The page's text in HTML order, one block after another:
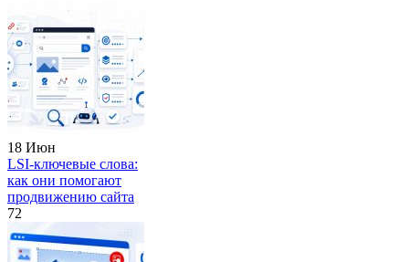
18 Июн
LSI-ключевые слова:
как они помогают
продвижению сайта
72